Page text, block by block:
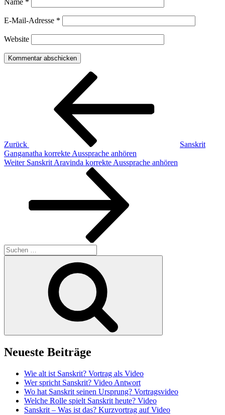
Name *
E-Mail-Adresse *
Website
Beitragsnavigation
Zurück
Sanskrit
Ganganatha korrekte Aussprache anhören
Nächster
Weiter Sanskrit Aravinda korrekte Aussprache anhören
Suchen
nach:
Neueste Beiträge
Wie alt ist Sanskrit? Vortrag als Video
Wer spricht Sanskrit? Video Antwort
Wo hat Sanskrit seinen Ursprung? Vortragsvideo
Welche Rolle spielt Sanskrit heute? Video
Sanskrit – Was ist das? Kurzvortrag auf Video